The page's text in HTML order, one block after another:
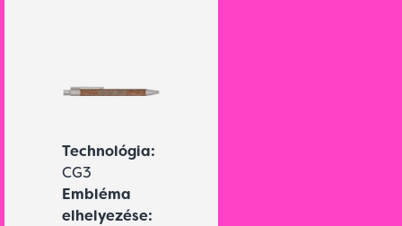
Technológia:
CG3
Embléma
elhelyezése: